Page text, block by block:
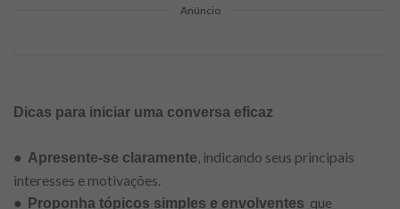
Anúncio
Dicas para iniciar uma conversa eficaz
● Apresente-se claramente , indicando seus principais
interesses e motivações.
●
Proponha tópicos simples e envolventes que